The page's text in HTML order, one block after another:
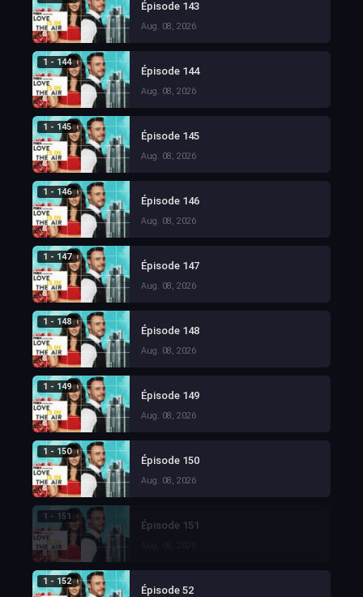
Épisode 143
Aug. 08, 2026
1 - 144
Épisode 144
Aug. 08, 2026
1 - 145
Épisode 145
Aug. 08, 2026
1 - 146
Épisode 146
Aug. 08, 2026
1 - 147
Épisode 147
Aug. 08, 2026
1 - 148
Épisode 148
Aug. 08, 2026
1 - 149
Épisode 149
Aug. 08, 2026
1 - 150
Épisode 150
Aug. 08, 2026
1 - 151
Épisode 151
1 - 152
Épisode 52